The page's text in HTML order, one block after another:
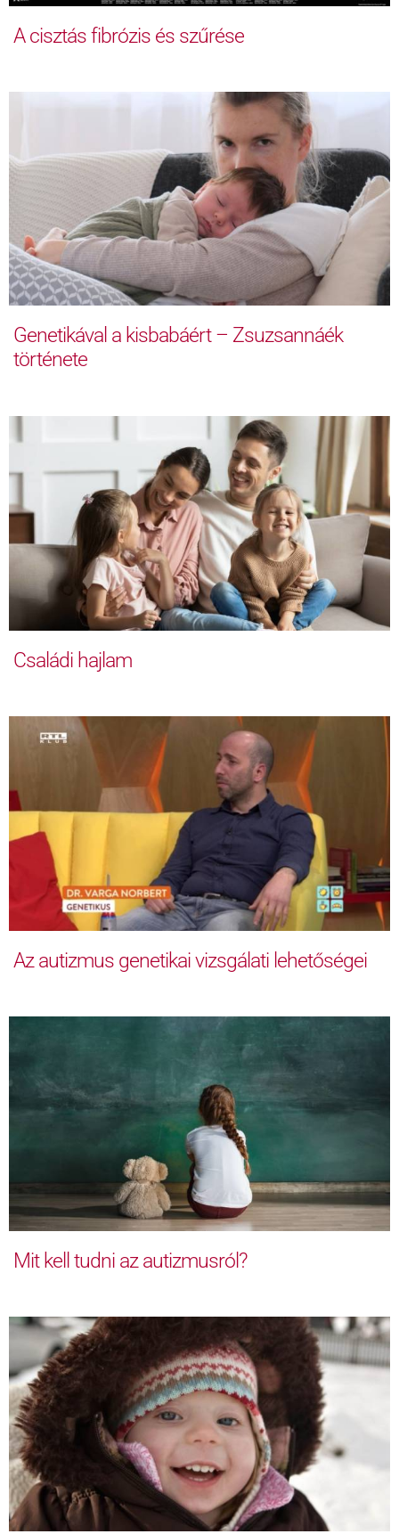
A cisztás fibrózis és szűrése
Genetikával a kisbabáért – Zsuzsannáék
története
Családi hajlam
Az autizmus genetikai vizsgálati lehetőségei
Mit kell tudni az autizmusról?